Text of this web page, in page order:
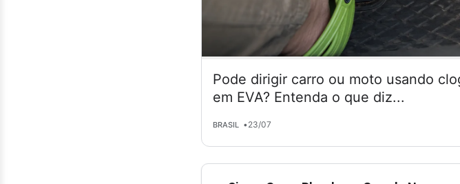
Pode dirigir carro ou moto usando
em EVA? Entenda o que diz...
BRASIL •23/07